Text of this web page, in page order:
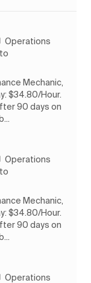
Operations
Mechanic,
$34.80/Hour.
90 days on
Operations
Mechanic,
$34.80/Hour.
90 days on
Operations